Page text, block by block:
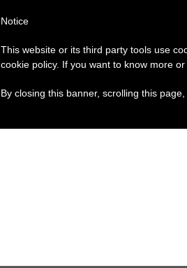
Notice
This website or its third party tools use
cookie policy. If you want to know more
By closing this banner, scrolling this